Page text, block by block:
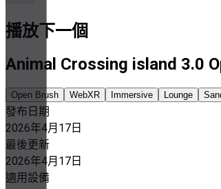
Cookie設定
安全與隱私白皮書
播放下一個
Animal Crossing island 3.0
Open Brush WebXR Immersive Lounge
發布日期
2026年4月17日
最後更新
2026年4月17日
適用設備